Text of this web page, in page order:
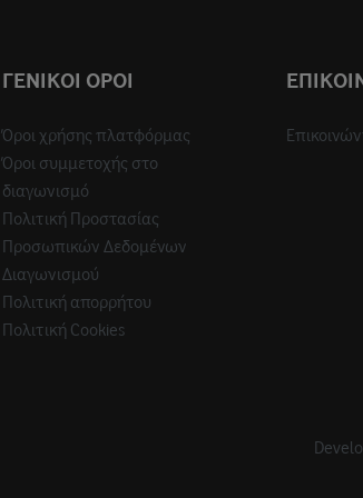
ΓΕΝΙΚΟΙ ΟΡΟΙ
Όροι χρήσης πλατφόρμας
Όροι συμμετοχής στο
διαγωνισμό
Πολιτική Προστασίας
Προσωπικών Δεδομένων
Διαγωνισμού
Πολιτική απορρήτου
Πολιτική Cookies